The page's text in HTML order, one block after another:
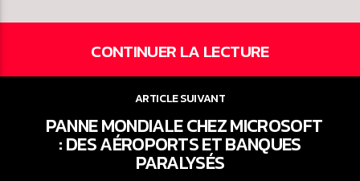
CONTINUER LA LECTURE
ARTICLE SUIVANT
PANNE MONDIALE CHEZ MICROSOFT
: DES AÉROPORTS ET BANQUES
PARALYSÉS